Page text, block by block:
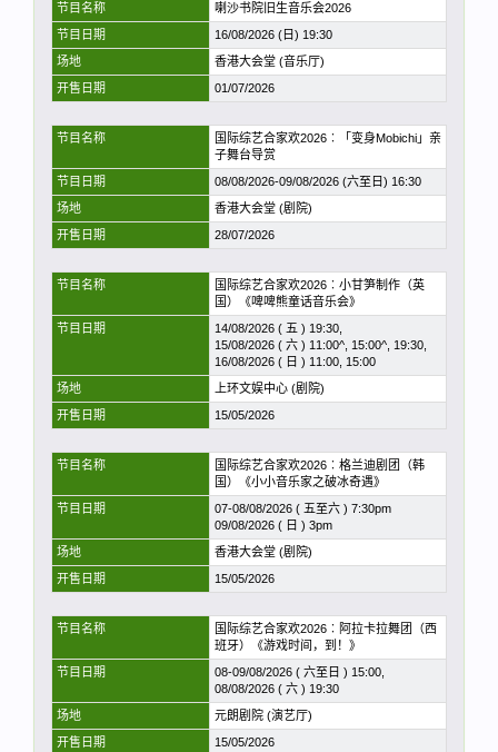
节目名称
喇沙书院旧生音乐会2026
节目日期
16/08/2026 (日) 19:30
场地
香港大会堂 (音乐厅)
开售日期
01/07/2026
节目名称
国际综艺合家欢2026︰「变身Mobichi」亲
子舞台导赏
节目日期
08/08/2026-09/08/2026 (六至日) 16:30
场地
香港大会堂 (剧院)
开售日期
28/07/2026
节目名称
国际综艺合家欢2026︰小甘笋制作（英
国）《啤啤熊童话音乐会》
节目日期
14/08/2026 ( 五 ) 19:30,
15/08/2026 ( 六 ) 11:00^, 15:00^, 19:30,
16/08/2026 ( 日 ) 11:00, 15:00
场地
上环文娱中心 (剧院)
开售日期
15/05/2026
节目名称
国际综艺合家欢2026︰格兰迪剧团（韩
国）《小小音乐家之破冰奇遇》
节目日期
07-08/08/2026 ( 五至六 ) 7:30pm
09/08/2026 ( 日 ) 3pm
场地
香港大会堂 (剧院)
开售日期
15/05/2026
节目名称
国际综艺合家欢2026︰阿拉卡拉舞团（西
班牙）《游戏时间，到！》
节目日期
08-09/08/2026 ( 六至日 ) 15:00,
08/08/2026 ( 六 ) 19:30
场地
元朗剧院 (演艺厅)
开售日期
15/05/2026